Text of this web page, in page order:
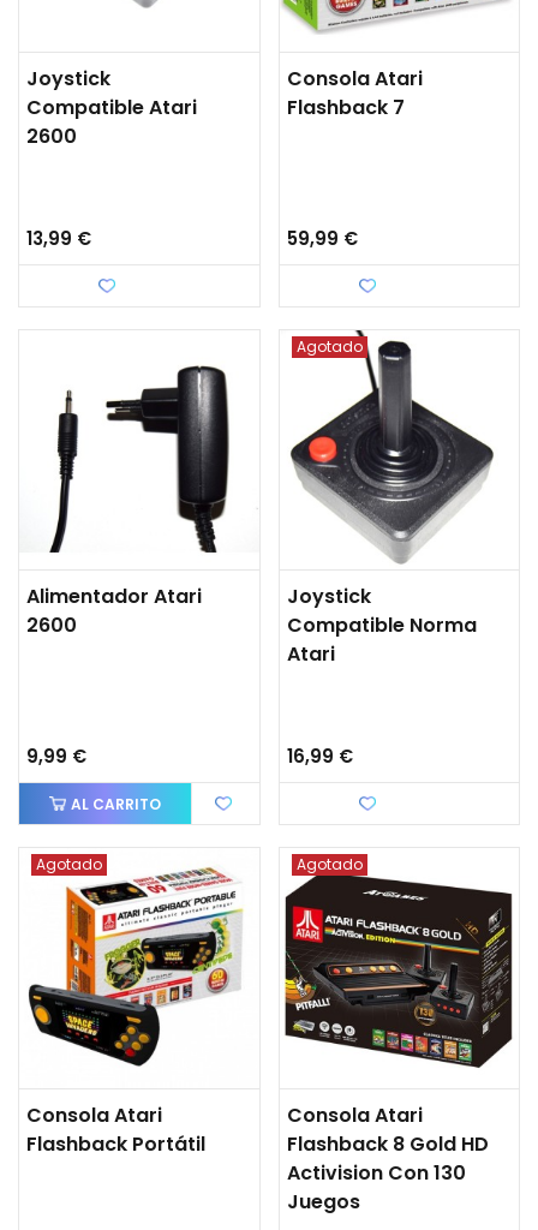
Joystick
Compatible Atari
2600
13,99 €
Consola Atari
Flashback 7
59,99 €
Alimentador Atari
2600
9,99 €
AL CARRITO
Agotado
Joystick
Compatible Norma
Atari
16,99 €
Agotado
Consola Atari
Flashback Portátil
Agotado
Consola Atari
Flashback 8 Gold HD
Activision Con 130
Juegos